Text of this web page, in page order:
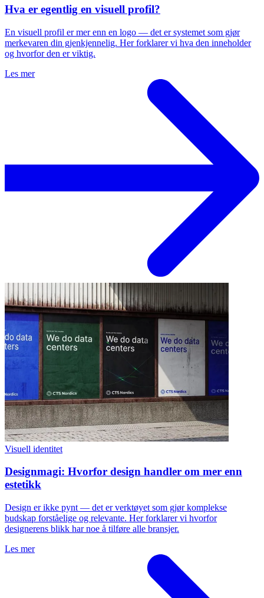
Hva er egentlig en visuell profil?
En visuell profil er mer enn en logo — det er systemet som gjør
merkevaren din gjenkjennelig. Her forklarer vi hva den inneholder
og hvorfor den er viktig.
Les mer
Visuell identitet
Designmagi: Hvorfor design handler om mer enn
estetikk
Design er ikke pynt — det er verktøyet som gjør komplekse
budskap forståelige og relevante. Her forklarer vi hvorfor
designerens blikk har noe å tilføre alle bransjer.
Les mer